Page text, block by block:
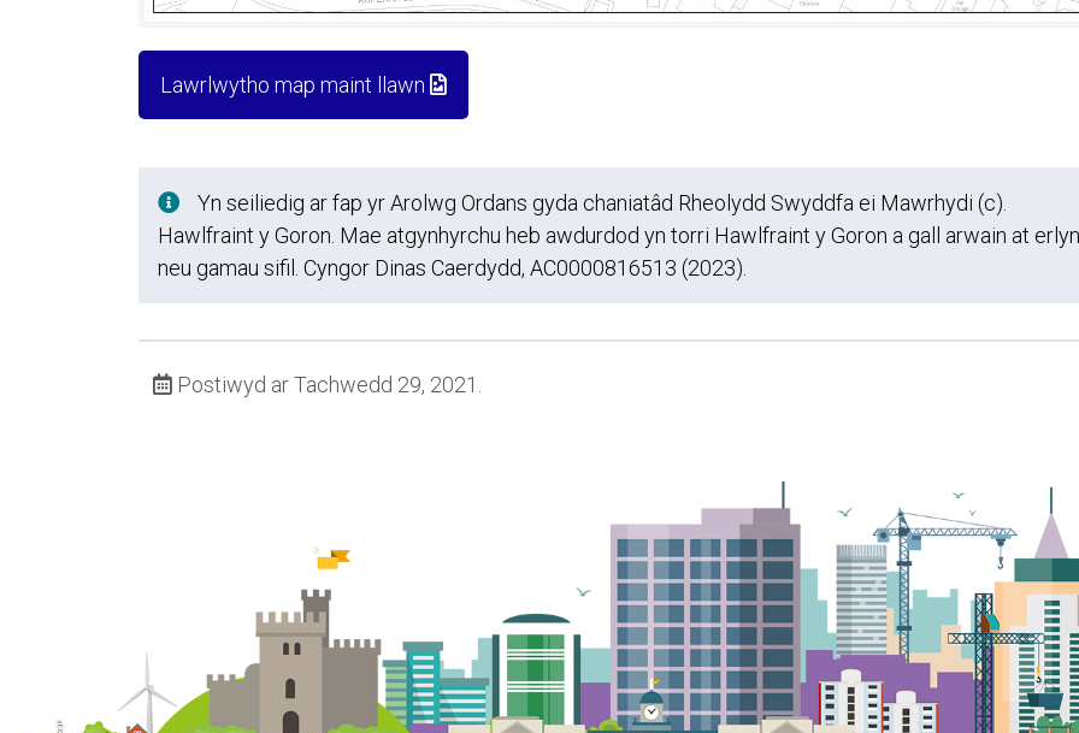
Lawrlwytho map maint llawn
Yn seiliedig ar fap yr Arolwg Ordans gyda chaniatâd Rheolydd Swyddfa ei Mawrhydi (c).
Hawlfraint y Goron. Mae atgynhyrchu heb awdurdod yn torri Hawlfraint y Goron a gall arwain at erlyn
neu gamau sifil. Cyngor Dinas Caerdydd, AC0000816513 (2023).
Postiwyd ar Tachwedd 29, 2021.